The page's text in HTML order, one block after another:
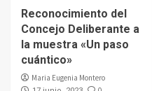
Reconocimiento del
Concejo Deliberante a
la muestra «Un paso
cuántico»
Maria Eugenia Montero